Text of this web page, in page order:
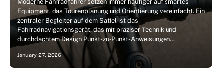
Moderne Fahrradfahrer setzen immer häufiger auf smartes
Equipment, das Tourenplanung und Orientierung vereinfacht. Ein
zentraler Begleiter auf dem Sattel ist das
Fahrradnavigationsgerät, das mit präziser Technik und
durchdachtem Design Punkt-zu-Punkt-Anweisungen…
January 27, 2026